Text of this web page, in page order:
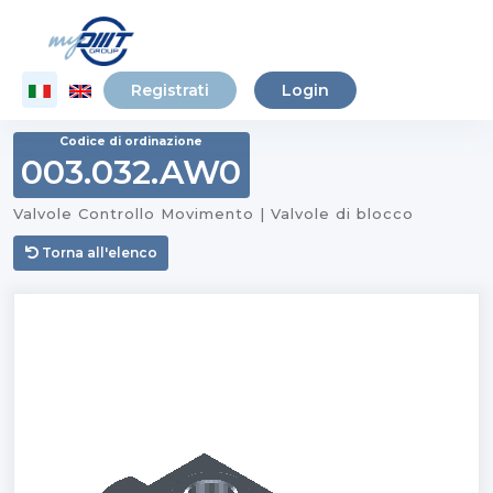
Registrati Login
Codice di ordinazione
003.032.AW0
Valvole Controllo Movimento | Valvole di blocco
Torna all'elenco